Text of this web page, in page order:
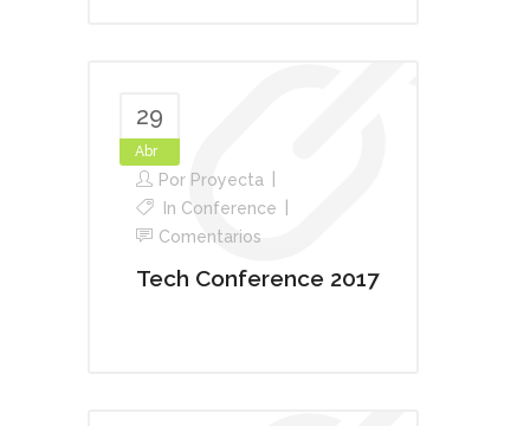
29
Abr
Por Proyecta
In Conference
Comentarios
Tech Conference 2017